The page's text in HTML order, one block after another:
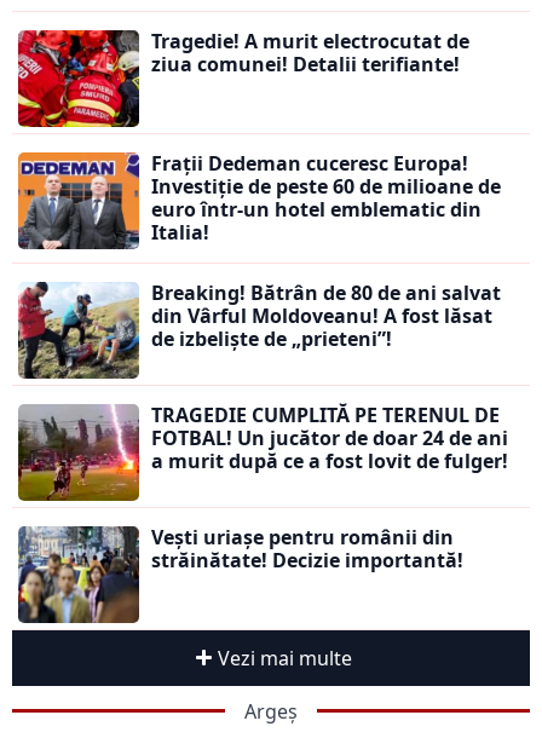
Tragedie! A murit electrocutat de
ziua comunei! Detalii terifiante!
Frații Dedeman cuceresc Europa!
Investiție de peste 60 de milioane de
euro într-un hotel emblematic din
Italia!
Breaking! Bătrân de 80 de ani salvat
din Vârful Moldoveanu! A fost lăsat
de izbeliște de „prieteni”!
TRAGEDIE CUMPLITĂ PE TERENUL DE
FOTBAL! Un jucător de doar 24 de ani
a murit după ce a fost lovit de fulger!
Vești uriașe pentru românii din
străinătate! Decizie importantă!
Vezi mai multe
Argeș